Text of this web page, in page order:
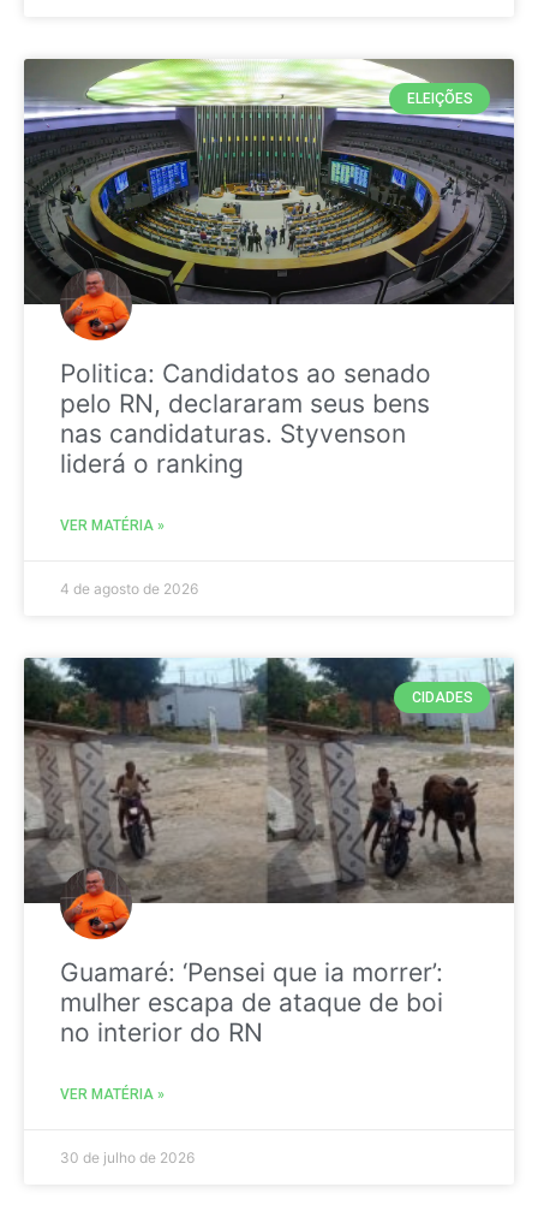
ELEIÇÕES
Politica: Candidatos ao senado
pelo RN, declararam seus bens
nas candidaturas. Styvenson
liderá o ranking
VER MATÉRIA »
4 de agosto de 2026
CIDADES
Guamaré: ‘Pensei que ia morrer’:
mulher escapa de ataque de boi
no interior do RN
VER MATÉRIA »
30 de julho de 2026